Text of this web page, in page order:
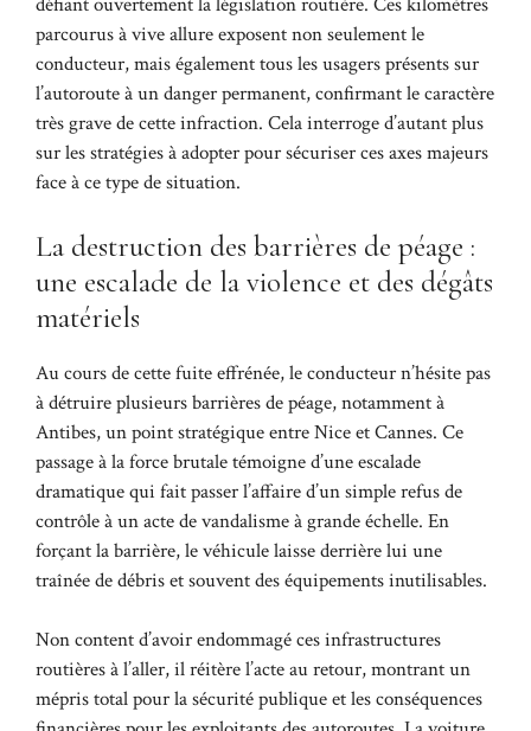
parcourus à vive allure exposent non seulement le
conducteur, mais également tous les usagers présents sur
l’autoroute à un danger permanent, confirmant le caractère
très grave de cette infraction. Cela interroge d’autant plus
sur les stratégies à adopter pour sécuriser ces axes majeurs
face à ce type de situation.
La destruction des barrières de péage :
une escalade de la violence et des dégâts
matériels
Au cours de cette fuite effrénée, le conducteur n’hésite pas
à détruire plusieurs barrières de péage, notamment à
Antibes, un point stratégique entre Nice et Cannes. Ce
passage à la force brutale témoigne d’une escalade
dramatique qui fait passer l’affaire d’un simple refus de
contrôle à un acte de vandalisme à grande échelle. En
forçant la barrière, le véhicule laisse derrière lui une
traînée de débris et souvent des équipements inutilisables.
Non content d’avoir endommagé ces infrastructures
routières à l’aller, il réitère l’acte au retour, montrant un
mépris total pour la sécurité publique et les conséquences